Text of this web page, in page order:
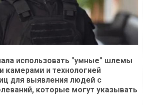
использовать "умные" шлемы
камерами и технологией
для выявления людей с
которые могут указывать